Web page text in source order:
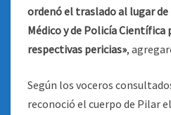
ordenó el traslado al lugar
Médico y de Policía Científica
respectivas pericias»,
Según los voceros
reconoció el cuerpo de Pilar